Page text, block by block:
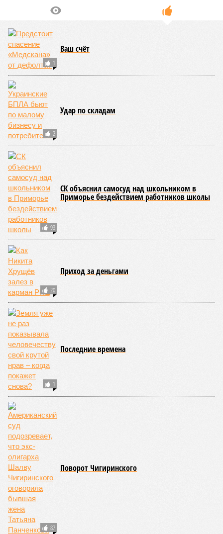
1
Ваш счёт
2
Удар по складам
93
СК объяснил самосуд над школьником в
Приморье бездействием работников школы
20
Приход за деньгами
1
Последние времена
87
Поворот Чигиринского